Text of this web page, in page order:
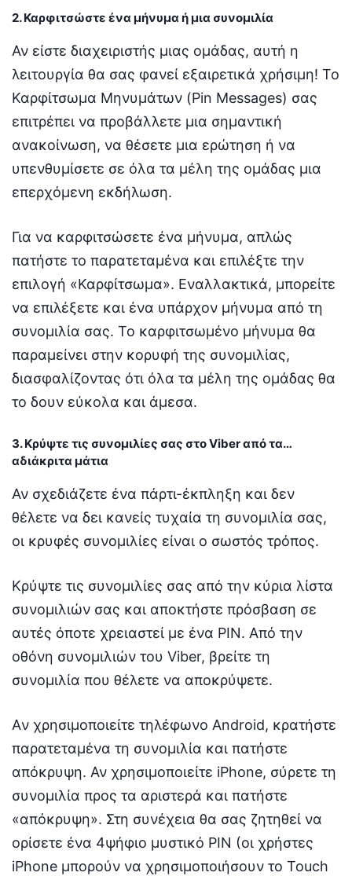
2. Καρφιτσώστε ένα μήνυμα ή μια συνομιλία
Αν είστε διαχειριστής μιας ομάδας, αυτή η
λειτουργία θα σας φανεί εξαιρετικά χρήσιμη! Το
Καρφίτσωμα Μηνυμάτων (Pin Messages) σας
επιτρέπει να προβάλλετε μια σημαντική
ανακοίνωση, να θέσετε μια ερώτηση ή να
υπενθυμίσετε σε όλα τα μέλη της ομάδας μια
επερχόμενη εκδήλωση.
Για να καρφιτσώσετε ένα μήνυμα, απλώς
πατήστε το παρατεταμένα και επιλέξτε την
επιλογή «Καρφίτσωμα». Εναλλακτικά, μπορείτε
να επιλέξετε και ένα υπάρχον μήνυμα από τη
συνομιλία σας. Το καρφιτσωμένο μήνυμα θα
παραμείνει στην κορυφή της συνομιλίας,
διασφαλίζοντας ότι όλα τα μέλη της ομάδας θα
το δουν εύκολα και άμεσα.
3. Κρύψτε τις συνομιλίες σας στο Viber από τα…
αδιάκριτα μάτια
Αν σχεδιάζετε ένα πάρτι-έκπληξη και δεν
θέλετε να δει κανείς τυχαία τη συνομιλία σας,
οι κρυφές συνομιλίες είναι ο σωστός τρόπος.
Κρύψτε τις συνομιλίες σας από την κύρια λίστα
συνομιλιών σας και αποκτήστε πρόσβαση σε
αυτές όποτε χρειαστεί με ένα PIN. Από την
οθόνη συνομιλιών του Viber, βρείτε τη
συνομιλία που θέλετε να αποκρύψετε.
Aν χρησιμοποιείτε τηλέφωνο Android, κρατήστε
παρατεταμένα τη συνομιλία και πατήστε
απόκρυψη. Αν χρησιμοποιείτε iPhone, σύρετε τη
συνομιλία προς τα αριστερά και πατήστε
«απόκρυψη». Στη συνέχεια θα σας ζητηθεί να
ορίσετε ένα 4ψήφιο μυστικό PIN (οι χρήστες
iPhone μπορούν να χρησιμοποιήσουν το Touch